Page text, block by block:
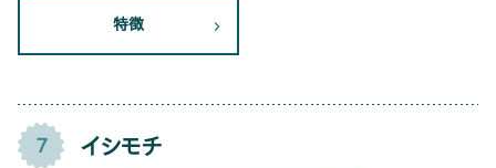
特徴
7 イシモチ